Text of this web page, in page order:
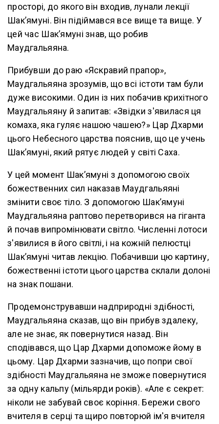
просторі, до якого він входив, лунали лекції
Шак’ямуні. Він підіймався все вище та вище. У
цей час Шак’ямуні знав, що робив
Маудгальяяна.
Прибувши до раю «Яскравий прапор»,
Маудгальяяна зрозумів, що всі істоти там були
дуже високими. Один із них побачив крихітного
Маудгальяяну й запитав: «Звідки з'явилася ця
комаха, яка гуляє нашою чашею?» Цар Дхарми
цього Небесного царства пояснив, що це учень
Шак’ямуні, який рятує людей у світі Саха.
У цей момент Шак’ямуні з допомогою своїх
божественних сил наказав Маудгальяяні
змінити своє тіло. З допомогою Шак’ямуні
Маудгальяяна раптово перетворився на гіганта
й почав випромінювати світло. Численні лотоси
з'явилися в його світлі, і на кожній пелюстці
Шак’ямуні читав лекцію. Побачивши цю картину,
божественні істоти цього царства склали долоні
на знак пошани.
Продемонструвавши надприродні здібності,
Маудгальяяна сказав, що він прибув здалеку,
але не знає, як повернутися назад. Він
сподівався, що Цар Дхарми допоможе йому в
цьому. Цар Дхарми зазначив, що попри свої
здібності Маудгальяяна не зможе повернутися
за одну кальпу (мільярди років). «Але є секрет:
ніколи не забувай своє коріння. Бережи свого
вчителя в серці та щиро повторюй ім'я вчителя